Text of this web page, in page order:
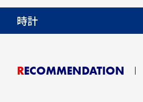
時計
RECOMMENDATION